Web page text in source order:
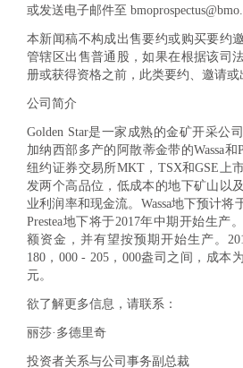
或发送电子邮件至
本新闻稿不构成出售要约或购买要约
管辖区出售普通股，如果在根据该司
册或获得资格之前，此类要约、邀请或
公司简介
Golden Star是一家成熟的金矿开采公
加纳西部多产的阿散蒂金带的Wassa和
纽约证券交易所MKT，TSX和GSE上
发两个高品位，低成本的地下矿山以
业利润率和现金流。Wassa地下预计将
Prestea地下将于2017年中期开始生产
额资金，并有望按预期开始生产。
180，000 - 205，000盎司之间，成本
元。
欲了解更多信息，请联系：
丽莎·多德里奇
投资者关系与公司事务副总裁